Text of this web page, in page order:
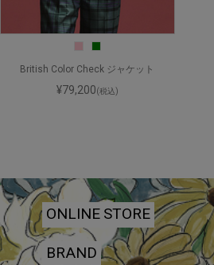
British Color Check ジャケット
¥79,200(税込)
ONLINE STORE
BRAND